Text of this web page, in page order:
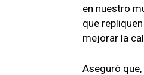
en nuestro
que
mejorar la
Aseguró